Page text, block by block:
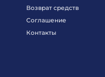
Возврат средств
Соглашение
Контакты